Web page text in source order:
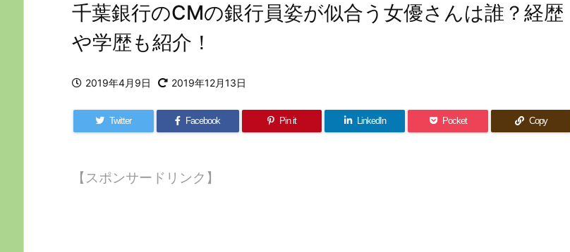
千葉銀行のCMの銀行員姿が似合う女優さんは誰？経歴
や学歴も紹介！
2019年4月9日 2019年12月13日
Twitter Facebook Pin it LinkedIn Pocket Copy
【スポンサードリンク】